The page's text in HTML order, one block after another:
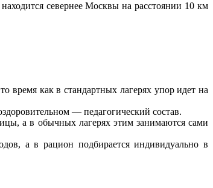
севернее Москвы на расстоянии 10 км
время как в стандартных лагерях упор идет на
— педагогический состав.
а в обычных лагерях этим занимаются сами
а в рацион подбирается индивидуально в